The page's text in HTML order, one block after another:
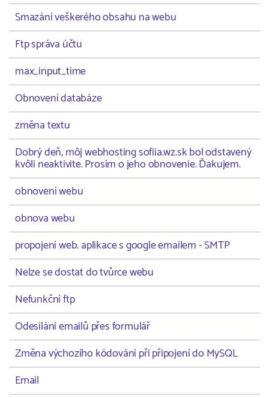
Smazání veškerého obsahu na webu
Ftp správa účtu
max_input_time
Obnovení databáze
změna textu
Dobrý deň, môj webhosting sofiia.wz.sk bol odstavený
kvôli neaktivite. Prosím o jeho obnovenie. Ďakujem.
obnovení webu
obnova webu
propojení web. aplikace s google emailem - SMTP
Nelze se dostat do tvůrce webu
Nefunkční ftp
Odesílání emailů přes formulář
Změna výchozího kódování při připojení do MySQL
Email